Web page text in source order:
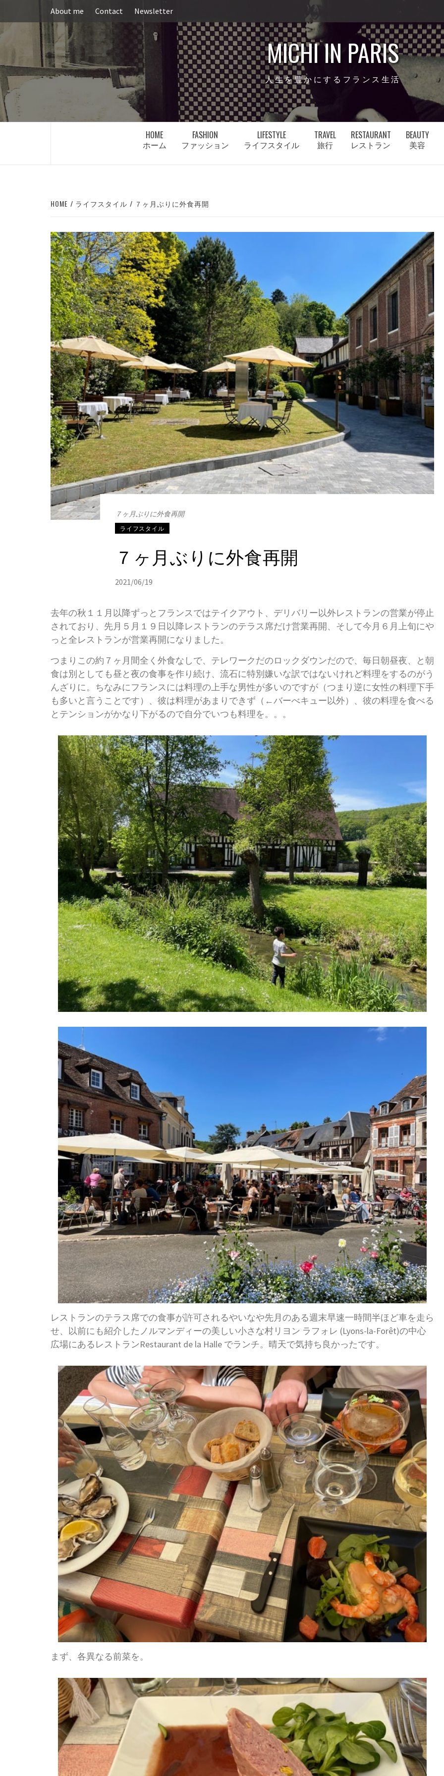
About me Contact Newsletter
MICHI IN PARIS
人生を豊かにするフランス生活
HOME
ホーム
FASHION
ファッション
LIFESTYLE
ライフスタイル
TRAVEL
旅行
RESTAURANT
レストラン
BEAUTY
美容
HOME ライフスタイル ７ヶ月ぶりに外食再開
７ヶ月ぶりに外食再開
ライフスタイル
７ヶ月ぶりに外食再開
2021/06/19
去年の秋１１月以降ずっとフランスではテイクアウト、デリバリー以外レストランの営業が停止
されており、先月５月１９日以降レストランのテラス席だけ営業再開、そして今月６月上旬にや
っと全レストランが営業再開になりました。
つまりこの約７ヶ月間全く外食なしで、テレワークだのロックダウンだので、毎日朝昼夜、と朝
食は別としても昼と夜の食事を作り続け、流石に特別嫌いな訳ではないけれど料理をするのがう
んざりに。ちなみにフランスには料理の上手な男性が多いのですが（つまり逆に女性の料理下手
も多いと言うことです）、彼は料理があまりできず（←バーべキュー以外）、彼の料理を食べる
とテンションがかなり下がるので自分でいつも料理を。。。
レストランのテラス席での食事が許可されるやいなや先月のある週末早速一時間半ほど車を走ら
せ、以前にも紹介したノルマンディーの美しい小さな村リヨン ラフォレ (Lyons-la-​Forêt)の中心
広場にあるレストランRestaurant de la Halle でランチ。晴天で気持ち良かったです。
まず、各異なる前菜を。